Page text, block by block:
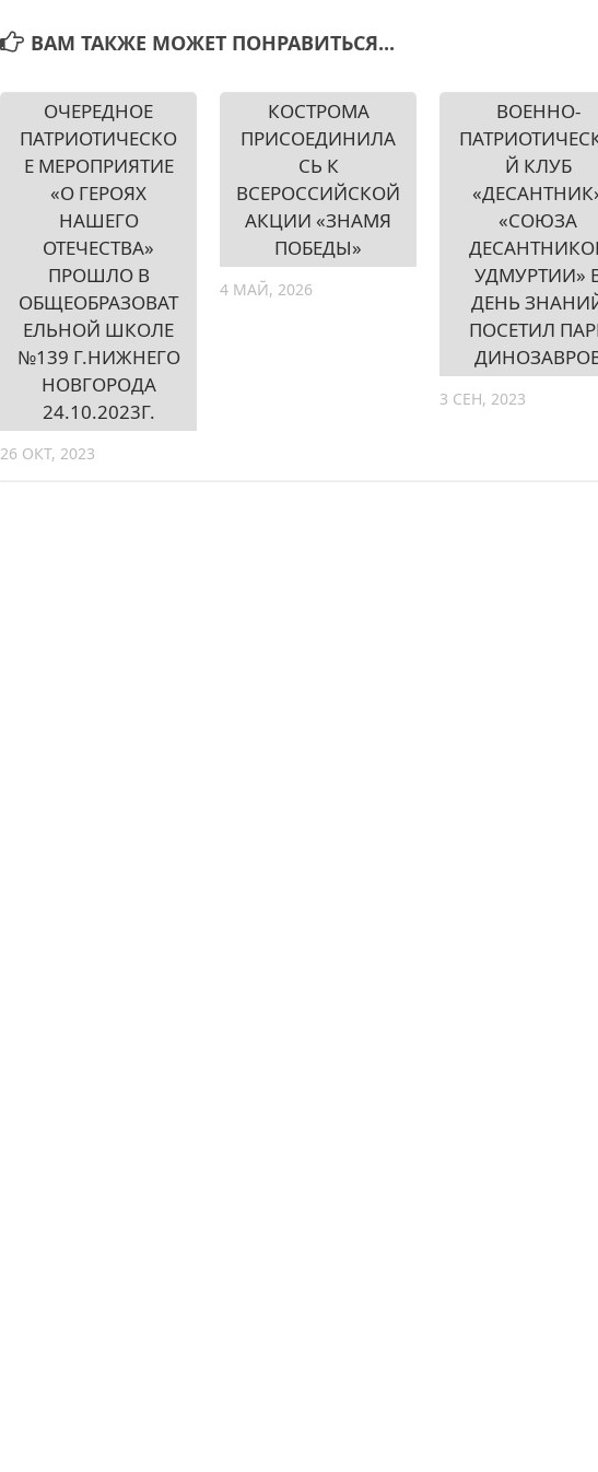
ВАМ ТАКЖЕ МОЖЕТ ПОНРАВИТЬСЯ...
ОЧЕРЕДНОЕ
ПАТРИОТИЧЕСКО
Е МЕРОПРИЯТИЕ
«О ГЕРОЯХ
НАШЕГО
ОТЕЧЕСТВА»
ПРОШЛО В
ОБЩЕОБРАЗОВАТ
ЕЛЬНОЙ ШКОЛЕ
№139 Г.НИЖНЕГО
НОВГОРОДА
24.10.2023Г.
26 ОКТ, 2023
КОСТРОМА
ПРИСОЕДИНИЛА
СЬ К
ВСЕРОССИЙСКОЙ
АКЦИИ «ЗНАМЯ
ПОБЕДЫ»
4 МАЙ, 2026
ВОЕННО-
Й КЛУБ
«СОЮЗА
УДМУРТИИ»
ДЕНЬ
ПОСЕТИЛ
3 СЕН, 2023